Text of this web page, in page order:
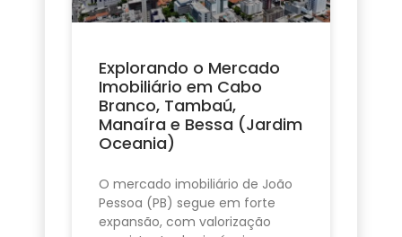
Explorando o Mercado
Imobiliário em Cabo
Branco, Tambaú,
Manaíra e Bessa (Jardim
Oceania)
O mercado imobiliário de João
Pessoa (PB) segue em forte
expansão, com valorização